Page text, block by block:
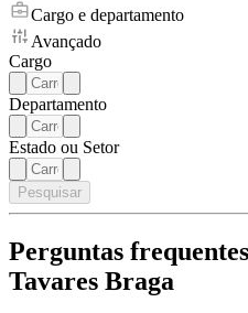
Cargo e departamento
Avançado
Cargo
Departamento
Estado ou Setor
Pesquisar
Perguntas
Tavares Braga